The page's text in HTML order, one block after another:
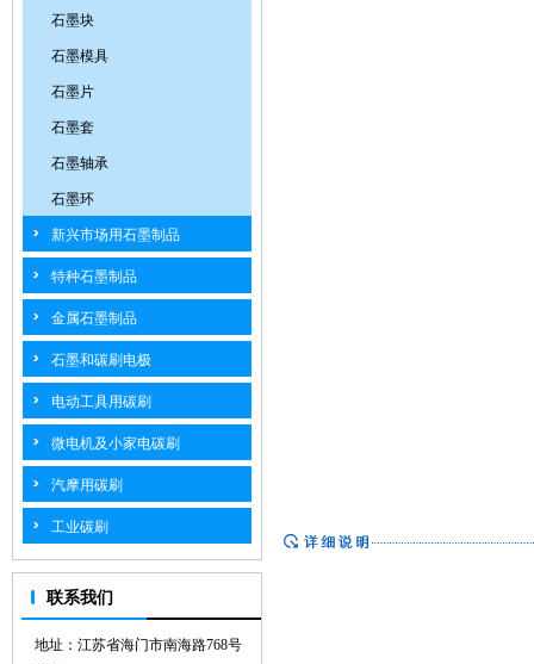
石墨块
石墨模具
石墨片
石墨套
石墨轴承
石墨环
新兴市场用石墨制品
特种石墨制品
金属石墨制品
石墨和碳刷电极
电动工具用碳刷
微电机及小家电碳刷
汽摩用碳刷
工业碳刷
联系我们
地址：江苏省海门市南海路768号